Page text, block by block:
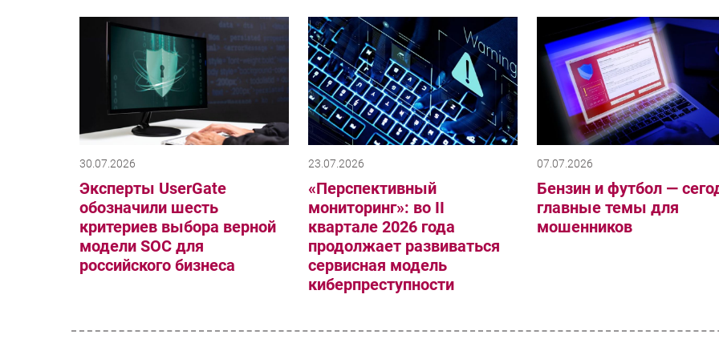
30.07.2026
Эксперты UserGate
обозначили шесть
критериев выбора верной
модели SOC для
российского бизнеса
23.07.2026
«Перспективный
мониторинг»: во II
квартале 2026 года
продолжает развиваться
сервисная модель
киберпреступности
07.07.2026
Бензин и футбол —
главные темы для
мошенников